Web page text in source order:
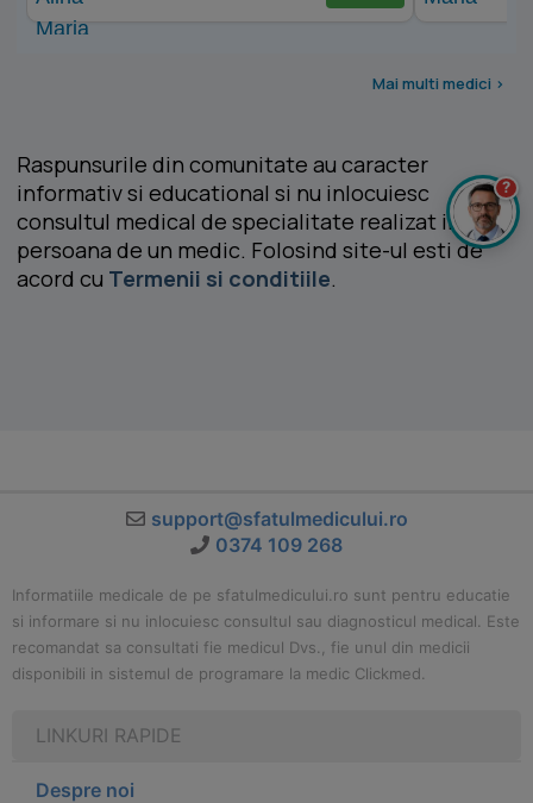
Mai multi medici >
Raspunsurile din comunitate au caracter
informativ si educational si nu inlocuiesc
consultul medical de specialitate realizat in
persoana de un medic. Folosind site-ul esti de
acord cu Termenii si conditiile.
support@sfatulmedicului.ro
0374 109 268
Informatiile medicale de pe sfatulmedicului.ro sunt pentru educatie
si informare si nu inlocuiesc consultul sau diagnosticul medical. Este
recomandat sa consultati fie medicul Dvs., fie unul din medicii
disponibili in sistemul de programare la medic Clickmed.
LINKURI RAPIDE
Despre noi
?